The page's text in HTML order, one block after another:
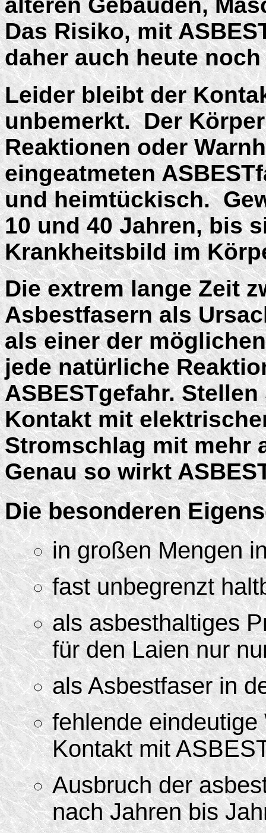
Das Risiko, mit
daher auch heute
Leider bleibt der
unbemerkt. Der
Reaktionen oder
eingeatmeten
und heimtückisch.
10 und 40 Jahren, bis
Krankheitsbild im
Die extrem lange Zeit
Asbestfasern als
als einer der
jede natürliche
ASBESTgefahr.
Kontakt mit
Stromschlag mit mehr
Genau so wirkt
Die besonderen
in großen Mengen
fast unbegrenzt
als asbesthaltiges
für den Laien nur
als Asbestfaser in
fehlende
Kontakt mit
Ausbruch der
nach Jahren bis